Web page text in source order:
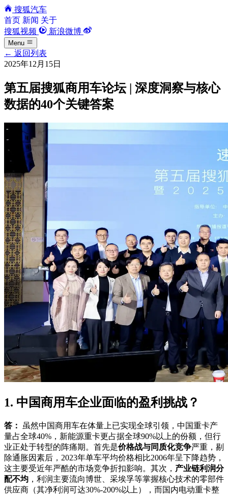
搜狐汽车
首页 新闻 关于
搜狐视频
新浪微博
Menu
← 返回列表
2025年12月15日
第五届搜狐商用车论坛 | 深度洞察与核心
数据的40个关键答案
1. 中国商用车企业面临的盈利挑战？
答：
虽然中国商用车在体量上已实现全球引领，中国重卡产
量占全球40%，新能源重卡更占据全球90%以上的份额，但行
业正处于转型的阵痛期。首先是价格战与同质化竞争严重，剔
除通胀因素后，2023年单车平均价格相比2006年呈下降趋势，
这主要受近年严酷的市场竞争折扣影响。其次， 产业链利润分
配不均 ，利润主要流向博世、采埃孚等掌握核心技术的零部件
供应商（其净利润可达30%-200%以上），而国内电动重卡整